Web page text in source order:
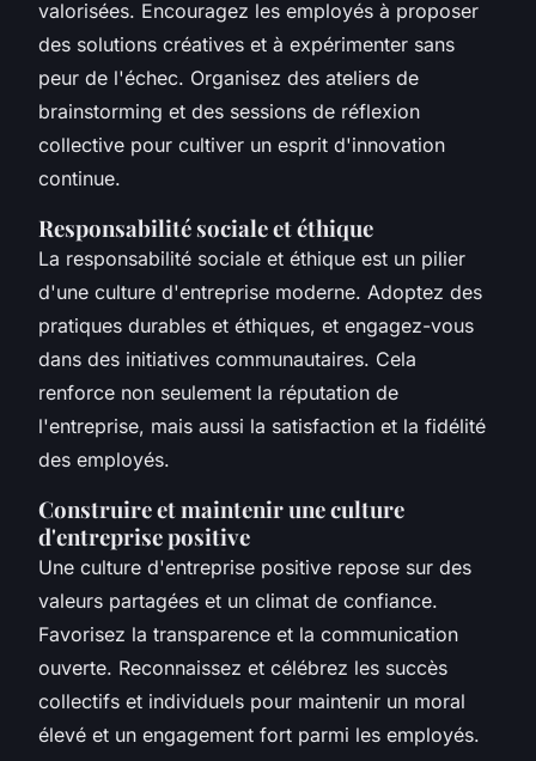
valorisées. Encouragez les employés à proposer
des solutions créatives et à expérimenter sans
peur de l'échec. Organisez des ateliers de
brainstorming et des sessions de réflexion
collective pour cultiver un esprit d'innovation
continue.
Responsabilité sociale et éthique
La responsabilité sociale et éthique est un pilier
d'une culture d'entreprise moderne. Adoptez des
pratiques durables et éthiques, et engagez-vous
dans des initiatives communautaires. Cela
renforce non seulement la réputation de
l'entreprise, mais aussi la satisfaction et la fidélité
des employés.
Construire et maintenir une culture
d'entreprise positive
Une culture d'entreprise positive repose sur des
valeurs partagées et un climat de confiance.
Favorisez la transparence et la communication
ouverte. Reconnaissez et célébrez les succès
collectifs et individuels pour maintenir un moral
élevé et un engagement fort parmi les employés.